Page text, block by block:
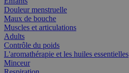
Douleur menstruelle
Maux de bouche
Muscles et articulations
Adults
Contrôle du poids
L'aromathérapie et les huiles essentielles
Minceur